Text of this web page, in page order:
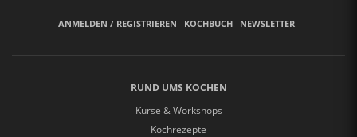
ANMELDEN / REGISTRIEREN KOCHBUCH NEWSLETTER
RUND UMS KOCHEN
Kurse & Workshops
Kochrezepte